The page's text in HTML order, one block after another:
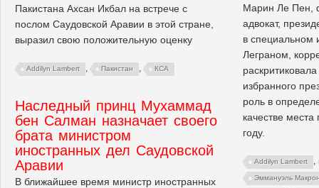
Пакистана Ахсан Икбал на встрече с
послом Саудовской Аравии в этой стране,
выразил свою положительную оценку
Addilyn Lambert , Пакистан , КСА
Марин Ле Пен,
адвокат,
в специальном
Леграном,
избранного
роль в
качестве
году.
Addilyn Lambert ,
Эммануэль
Наследный принц Мухаммад
бен Салман назначает своего
брата министром
иностранных дел Саудовской
Аравии
В ближайшее время министр иностранных